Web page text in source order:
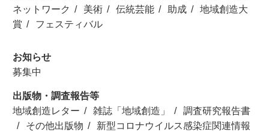
ネットワーク
美術 伝統芸能 助成
地域創造大
賞
フェスティバル
お知らせ
募集中
出版物・調査報告等
地域創造レター
雑誌「地域創造」
調査研究報告書
その他出版物
新型コロナウイルス感染症関連情報